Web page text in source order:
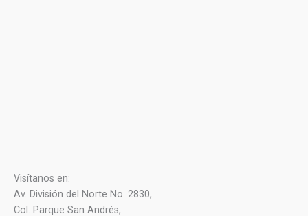
Visítanos en:
Av. División del Norte No. 2830,
Col. Parque San Andrés,